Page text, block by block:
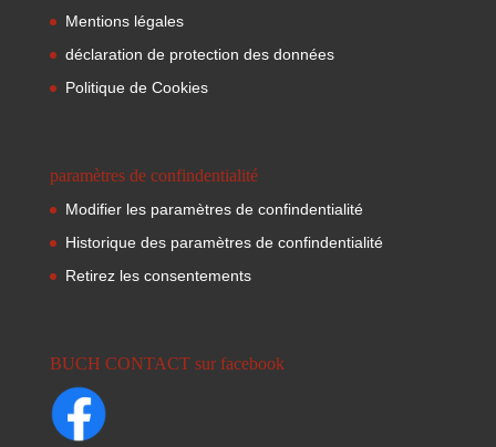
Mentions légales
déclaration de protection des données
Politique de Cookies
paramètres de confindentialité
Modifier les paramètres de confindentialité
Historique des paramètres de confindentialité
Retirez les consentements
BUCH CONTACT sur facebook